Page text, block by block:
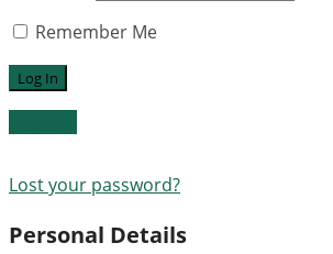
Remember Me
Lost your password?
Personal Details